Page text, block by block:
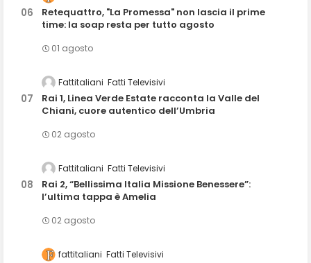
Retequattro, "La Promessa" non lascia il prime
time: la soap resta per tutto agosto
01 agosto
Fattitaliani Fatti Televisivi
Rai 1, Linea Verde Estate racconta la Valle del
Chiani, cuore autentico dell’Umbria
02 agosto
Fattitaliani Fatti Televisivi
Rai 2, “Bellissima Italia Missione Benessere”:
l’ultima tappa è Amelia
02 agosto
fattitaliani Fatti Televisivi